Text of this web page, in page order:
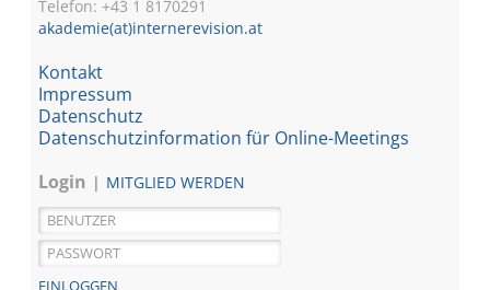
Telefon: +43 18170291
akademie(at)internerevision.at
Kontakt
Impressum
Datenschutz
Datenschutzinformation für Online-Meetings
Login
MITGLIED WERDEN